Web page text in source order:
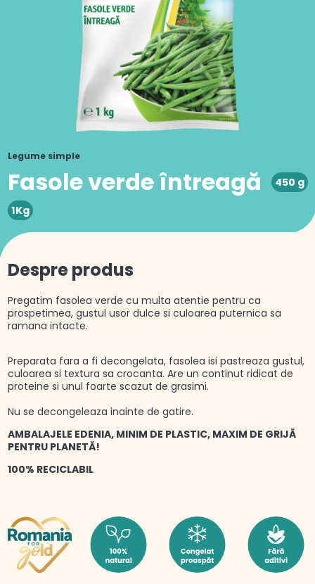
Legume simple
Fasole verde întreagă 450 g
1Kg
Despre produs
Pregatim fasolea verde cu multa atentie pentru ca
prospetimea, gustul usor dulce si culoarea puternica sa
ramana intacte.
Preparata fara a fi decongelata, fasolea isi pastreaza gustul,
culoarea si textura sa crocanta. Are un continut ridicat de
proteine si unul foarte scazut de grasimi.
Nu se decongeleaza inainte de gatire.
AMBALAJELE EDENIA, MINIM DE PLASTIC, MAXIM DE GRIJĂ
PENTRU PLANETĂ!
100% RECICLABIL